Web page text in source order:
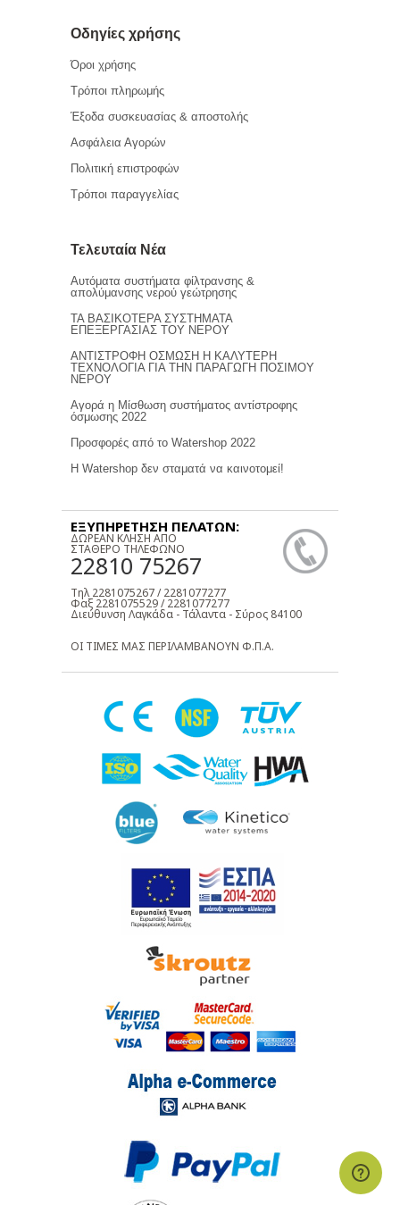
Οδηγίες χρήσης
Όροι χρήσης
Τρόποι πληρωμής
Έξοδα συσκευασίας & αποστολής
Ασφάλεια Αγορών
Πολιτική επιστροφών
Τρόποι παραγγελίας
Τελευταία Νέα
Αυτόματα συστήματα φίλτρανσης &
απολύμανσης νερού γεώτρησης
ΤΑ ΒΑΣΙΚΟΤΕΡΑ ΣΥΣΤΗΜΑΤΑ
ΕΠΕΞΕΡΓΑΣΙΑΣ ΤΟΥ ΝΕΡΟΥ
ΑΝΤΙΣΤΡΟΦΗ ΟΣΜΩΣΗ Η ΚΑΛΥΤΕΡΗ
ΤΕΧΝΟΛΟΓΙΑ ΓΙΑ ΤΗΝ ΠΑΡΑΓΩΓΗ ΠΟΣΙΜΟΥ
ΝΕΡΟΥ
Αγορά η Μίσθωση συστήματος αντίστροφης
όσμωσης 2022
Προσφορές από το Watershop 2022
Η Watershop δεν σταματά να καινοτομεί!
ΕΞΥΠΗΡΕΤΗΣΗ ΠΕΛΑΤΩΝ:
ΔΩΡΕΑΝ ΚΛΗΣΗ ΑΠΟ
ΣΤΑΘΕΡΟ ΤΗΛΕΦΩΝΟ
22810 75267
Τηλ 2281075267 / 2281077277
Φαξ 2281075529 / 2281077277
Διεύθυνση Λαγκάδα - Τάλαντα - Σύρος 84100
ΟΙ ΤΙΜΕΣ ΜΑΣ ΠΕΡΙΛΑΜΒΑΝΟΥΝ Φ.Π.Α.